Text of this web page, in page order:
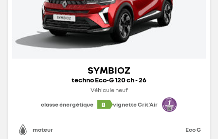
SYMBIOZ
techno Eco-G 120 ch - 26
Véhicule neuf
classe énergétique
B vignette Crit'Air
moteur Eco G